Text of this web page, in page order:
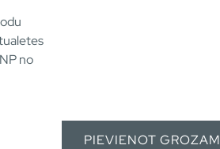
no
PIEVIENOT GROZAM